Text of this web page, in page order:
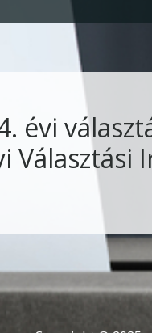
évi
Választási